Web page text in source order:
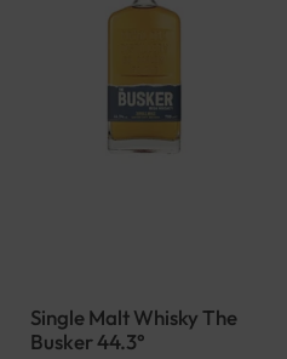
Single Malt Whisky The
Busker 44.3°